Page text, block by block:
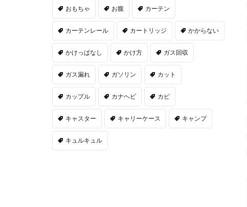
おもちゃ お腹 カーテン
カーテンレール カートリッジ かからない
かけっぱなし かけ方 ガス回収
ガス漏れ ガソリン カット
カップル カナヘビ カビ
キャスター キャリーケース キャンプ
キュルキュル